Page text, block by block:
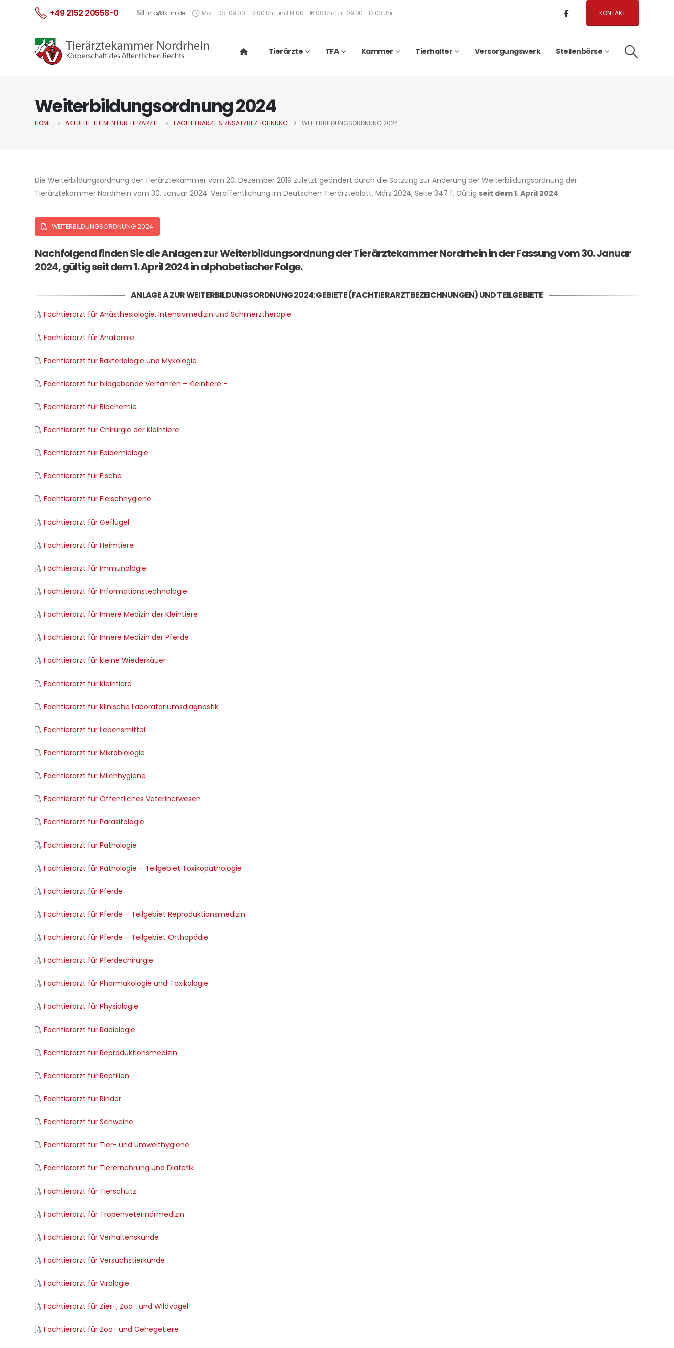
+49 2152 20558-0 info@tk-nr.de Mo. - Do.: 09:00 - 12:00 Uhr und 14:00 - 16:00 Uhr | Fr.: 09:00 - 12:00 Uhr KONTAKT
Tierärzte TFA Kammer Tierhalter Versorgungswerk Stellenbörse
Weiterbildungsordnung 2024
HOME AKTUELLE THEMEN FÜR TIERÄRZTE FACHTIERARZT & ZUSATZBEZEICHNUNG WEITERBILDUNGSORDNUNG 2024
Die Weiterbildungsordnung der Tierärztekammer vom 20. Dezember 2019 zuletzt geändert durch die Satzung zur Änderung der Weiterbildungsordnung der
Tierärztekammer Nordrhein vom 30. Januar 2024. Veröffentlichung im Deutschen Tierärzteblatt, März 2024, Seite 347 f. Gültig seit dem 1. April 2024.
WEITERBILDUNGSORDNUNG 2024
Nachfolgend finden Sie die Anlagen zur Weiterbildungsordnung der Tierärztekammer Nordrhein in der Fassung vom 30. Januar
2024, gültig seit dem 1. April 2024 in alphabetischer Folge.
ANLAGE A ZUR WEITERBILDUNGSORDNUNG 2024: GEBIETE (FACHTIERARZTBEZEICHNUNGEN) UND TEILGEBIETE
Fachtierarzt für Anästhesiologie, Intensivmedizin und Schmerztherapie
Fachtierarzt für Anatomie
Fachtierarzt für Bakteriologie und Mykologie
Fachtierarzt für bildgebende Verfahren – Kleintiere –
Fachtierarzt für Biochemie
Fachtierarzt für Chirurgie der Kleintiere
Fachtierarzt für Epidemiologie
Fachtierarzt für Fische
Fachtierarzt für Fleischhygiene
Fachtierarzt für Geflügel
Fachtierarzt für Heimtiere
Fachtierarzt für Immunologie
Fachtierarzt für Informationstechnologie
Fachtierarzt für Innere Medizin der Kleintiere
Fachtierarzt für Innere Medizin der Pferde
Fachtierarzt für kleine Wiederkäuer
Fachtierarzt für Kleintiere
Fachtierarzt für Klinische Laboratoriumsdiagnostik
Fachtierarzt für Lebensmittel
Fachtierarzt für Mikrobiologie
Fachtierarzt für Milchhygiene
Fachtierarzt für Öffentliches Veterinärwesen
Fachtierarzt für Parasitologie
Fachtierarzt für Pathologie
Fachtierarzt für Pathologie – Teilgebiet Toxikopathologie
Fachtierarzt für Pferde
Fachtierarzt für Pferde – Teilgebiet Reproduktionsmedizin
Fachtierarzt für Pferde – Teilgebiet Orthopädie
Fachtierarzt für Pferdechirurgie
Fachtierarzt für Pharmakologie und Toxikologie
Fachtierarzt für Physiologie
Fachtierarzt für Radiologie
Fachtierarzt für Reproduktionsmedizin
Fachtierarzt für Reptilien
Fachtierarzt für Rinder
Fachtierarzt für Schweine
Fachtierarzt für Tier- und Umwelthygiene
Fachtierarzt für Tierernährung und Diätetik
Fachtierarzt für Tierschutz
Fachtierarzt für Tropenveterinärmedizin
Fachtierarzt für Verhaltenskunde
Fachtierarzt für Versuchstierkunde
Fachtierarzt für Virologie
Fachtierarzt für Zier-, Zoo- und Wildvögel
Fachtierarzt für Zoo- und Gehegetiere